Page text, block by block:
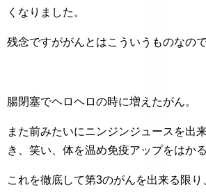
くなりました。
残念ですががんとはこういうものなので
腸閉塞でヘロヘロの時に増えたがん。
また前みたいにニンジンジュースを出
き、笑い、体を温め免疫アップをはかる
これを徹底して第3のがんを出来る限